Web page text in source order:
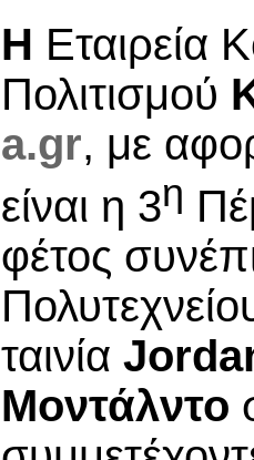
Η Εταιρεία
Πολιτισμού
a.gr, με
είναι η 3η
φέτος
ταινία
Μοντάλντο